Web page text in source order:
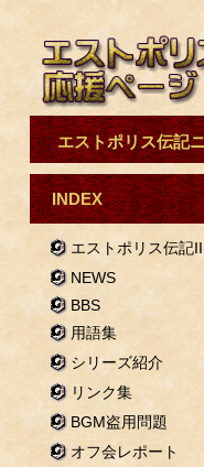
エストポリス伝記
INDEX
エストポリス伝記
NEWS
BBS
用語集
シリーズ紹介
リンク集
BGM盗用問題
オフ会レポート